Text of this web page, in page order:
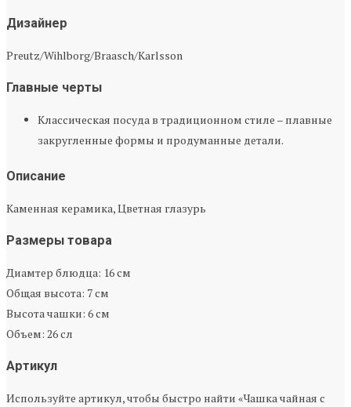
Дизайнер
Preutz/Wihlborg/Braasch/Karlsson
Главные черты
Классическая посуда в традиционном стиле – плавные
закругленные формы и продуманные детали.
Описание
Каменная керамика, Цветная глазурь
Размеры товара
Диамтер блюдца: 16 см
Общая высота: 7 см
Высота чашки: 6 см
Объем: 26 сл
Артикул
Используйте артикул, чтобы быстро найти «Чашка чайная с